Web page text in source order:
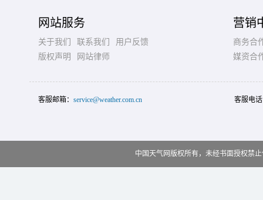
网站服务
关于我们 联系我们
用户反馈
版权声明
网站律师
营销
商务合
媒资合
客服邮箱： service@weather.com.cn 客服电
中国天气网版权所有，未经书面授权